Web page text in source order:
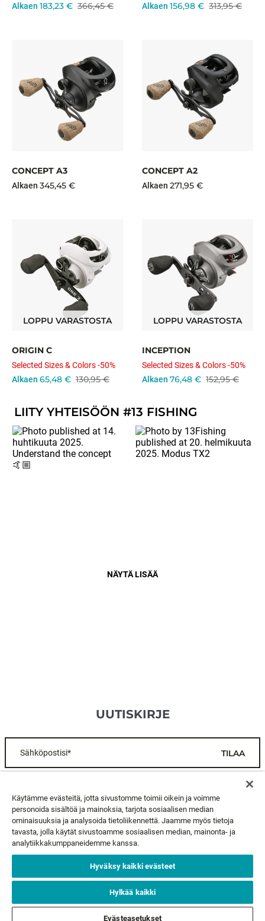
Alkaen
366,45 €
183,23 €
Alkaen
313,95 €
156,98 €
CONCEPT A3
Alkaen 345,45 €
CONCEPT A2
Alkaen 271,95 €
LOPPU VARASTOSTA
ORIGIN C
Selected Sizes & Colors -50%
Alkaen
130,95 €
65,48 €
LOPPU VARASTOSTA
INCEPTION
Selected Sizes & Colors -50%
Alkaen
152,95 €
76,48 €
NÄYTÄ LISÄÄ
LIITY YHTEISÖÖN #13 FISHING
UUTISKIRJE
Sähköpostisi* TILAA
ASIAKASPALVELU
TIETOA MEISTÄ
LAKIASIAT
Käytämme evästeitä, jotta sivustomme toimii oikein ja voimme
personoida sisältöä ja mainoksia, tarjota sosiaalisen median
ominaisuuksia ja analysoida tietoliikennettä. Jaamme myös tietoja
tavasta, jolla käytät sivustoamme sosiaalisen median, mainonta- ja
analytiikkakumppaneidemme kanssa.
Hyväksy kaikki evästeet
Hylkää kaikki
Evästeasetukset